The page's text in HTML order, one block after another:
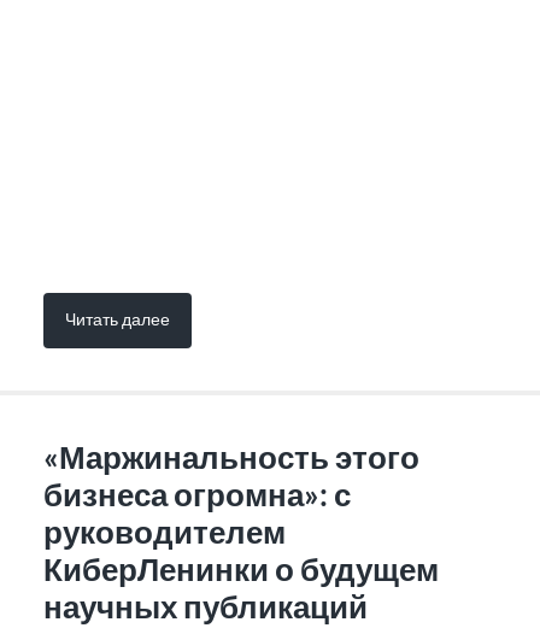
Читать далее
«Маржинальность этого
бизнеса огромна»: с
руководителем
КиберЛенинки о будущем
научных публикаций